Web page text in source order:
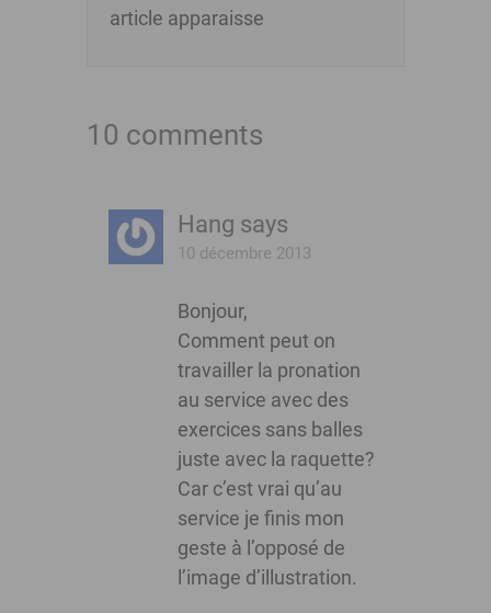
article apparaisse
10 comments
Hang says
10 décembre 2013
Bonjour,
Comment peut on
travailler la pronation
au service avec des
exercices sans balles
juste avec la raquette?
Car c’est vrai qu’au
service je finis mon
geste à l’opposé de
l’image d’illustration.